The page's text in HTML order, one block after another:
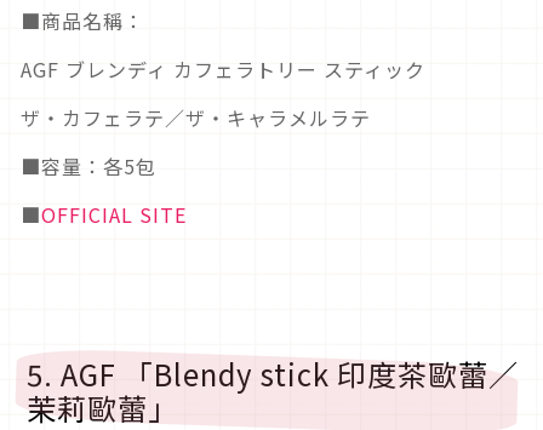
■商品名稱：
AGF ブレンディ カフェラトリー スティック
ザ・カフェラテ／ザ・キャラメルラテ
■容量：各5包
■OFFICIAL SITE
5. AGF 「Blendy stick 印度茶歐蕾／
茉莉歐蕾」